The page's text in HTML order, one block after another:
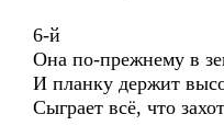
6-й
Она по-прежнему в
И планку держит
Сыграет всё, что